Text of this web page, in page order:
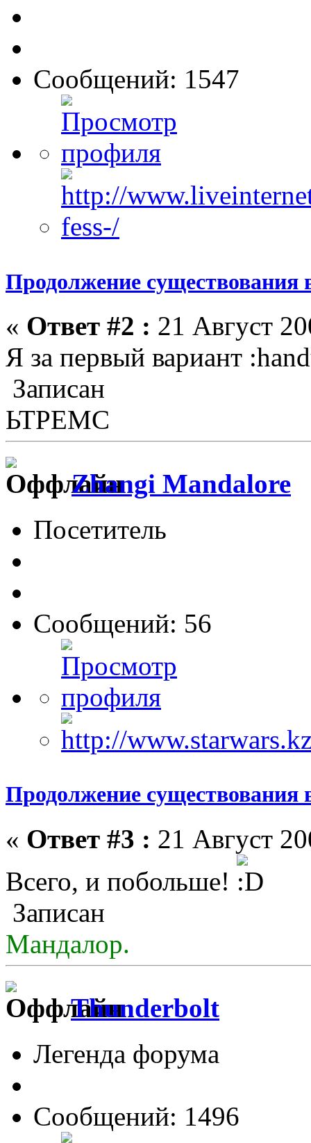
Сообщений: 1547
Продолжение существования
« Ответ #2 : 21 Август
Я за первый вариант
Записан
ЬТРЕМС
Zhangi Mandalore
Посетитель
Сообщений: 56
Продолжение существования
« Ответ #3 : 21 Август
Всего, и побольше!
Записан
Мандалор.
Thunderbolt
Легенда форума
Сообщений: 1496